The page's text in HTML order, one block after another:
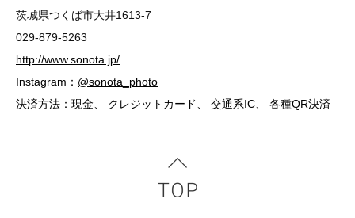
茨城県つくば市大井1613-7
029-879-5263
http://www.sonota.jp/
Instagram： @sonota_photo
決済方法：現金、 クレジットカード、 交通系IC、 各種QR決済